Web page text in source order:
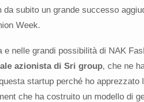
subito un grande successo
Week.
e nelle grandi possibilità di NAK
azionista di Sri group, che ne
startup perché ho apprezzato
che ha costruito un modello di